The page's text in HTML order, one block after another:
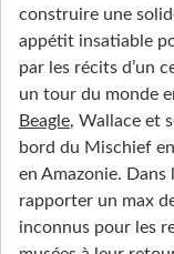
construire une
appétit insatiable
par les récits d’un
un tour du monde
Beagle, Wallace et
bord du Mischief
en Amazonie.
rapporter un max
inconnus pour les